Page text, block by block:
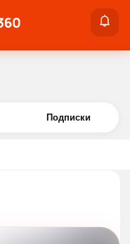
Войти
Подписки